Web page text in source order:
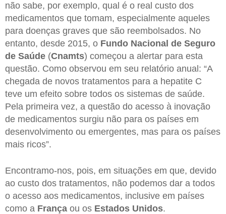
não sabe, por exemplo, qual é o real custo dos
medicamentos que tomam, especialmente aqueles
para doenças graves que são reembolsados. No
entanto, desde 2015, o Fundo Nacional de Seguro
de Saúde (Cnamts) começou a alertar para esta
questão. Como observou em seu relatório anual: “A
chegada de novos tratamentos para a hepatite C
teve um efeito sobre todos os sistemas de saúde.
Pela primeira vez, a questão do acesso à inovação
de medicamentos surgiu não para os países em
desenvolvimento ou emergentes, mas para os países
mais ricos”.
Encontramo-nos, pois, em situações em que, devido
ao custo dos tratamentos, não podemos dar a todos
o acesso aos medicamentos, inclusive em países
como a França ou os Estados Unidos.